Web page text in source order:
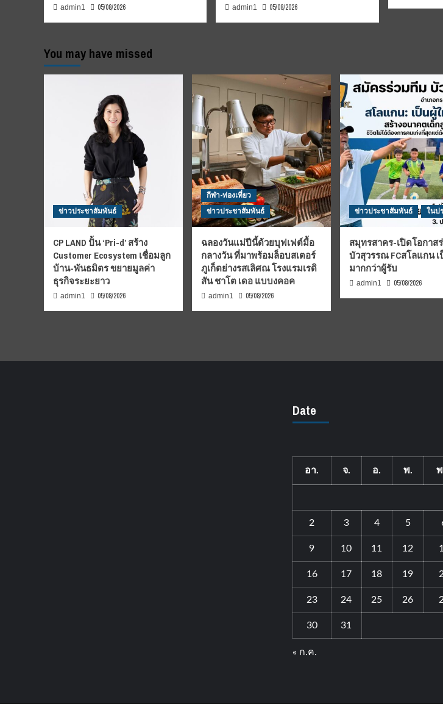
admin1 05/08/2026 admin1 05/08/2026
You may have missed
ข่าวประชาสัมพันธ์
CP LAND ปั้น ‘Pri-d’ สร้าง
Customer Ecosystem เชื่อมลูก
บ้าน-พันธมิตร ขยายมูลค่า
ธุรกิจระยะยาว
admin1 05/08/2026
กีฬา-ท่องเที่ยว
ข่าวประชาสัมพันธ์
ฉลองวันแม่ปีนี้ด้วยบุฟเฟต์มื้อ
กลางวัน ที่มาพร้อมล็อบสเตอร์
ภูเก็ตย่างรสเลิศณ โรงแรมเรดิ
สัน ชาโต เดอ แบบงคอค
admin1 05/08/2026
ข่าวประชาสัมพันธ์ ในป
สมุทรสาคร-เปิดโอกาส
บัวสุวรรณ FCสโลแกน
มากกว่าผู้รับ
admin1 05/08/2026
Date
อา. จ. อ. พ.
2 3 4 5
9 10 11 12
16 17 18 19
23 24 25 26
30 31
« ก.ค.